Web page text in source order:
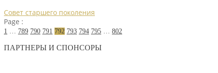
Совет старшего поколения
Page :
1 789 790 791 792 793 794 795 802
ПАРТНЕРЫ И СПОНСОРЫ